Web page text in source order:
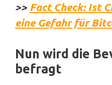
>> Fact Check: Ist
eine Gefahr für
Nun wird die
befragt